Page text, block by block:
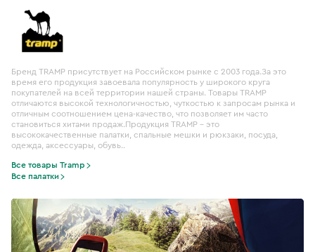
Бренд TRAMP присутствует на Российском рынке с 2003 года.За это
время его продукция завоевала популярность у широкого круга
покупателей на всей территории нашей страны. Товары TRAMP
отличаются высокой технологичностью, чуткостью к запросам рынка и
отличным соотношением цена-качество, что позволяет им часто
становиться хитами продаж.Продукция TRAMP – это
высококачественные палатки, спальные мешки и рюкзаки, посуда,
одежда, аксессуары, обувь..
Все товары Tramp
Все палатки